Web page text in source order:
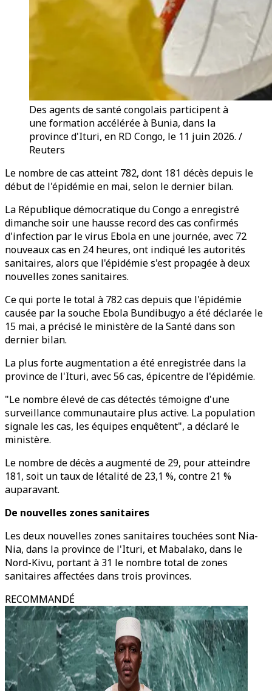
Des agents de santé congolais participent à
une formation accélérée à Bunia, dans la
province d'Ituri, en RD Congo, le 11 juin 2026. /
Reuters
Le nombre de cas atteint 782, dont 181 décès depuis le
début de l'épidémie en mai, selon le dernier bilan.
La République démocratique du Congo a enregistré
dimanche soir une hausse record des cas confirmés
d'infection par le virus Ebola en une journée, avec 72
nouveaux cas en 24 heures, ont indiqué les autorités
sanitaires, alors que l'épidémie s'est propagée à deux
nouvelles zones sanitaires.
Ce qui porte le total à 782 cas depuis que l'épidémie
causée par la souche Ebola Bundibugyo a été déclarée le
15 mai, a précisé le ministère de la Santé dans son
dernier bilan.
La plus forte augmentation a été enregistrée dans la
province de l'Ituri, avec 56 cas, épicentre de l'épidémie.
"Le nombre élevé de cas détectés témoigne d'une
surveillance communautaire plus active. La population
signale les cas, les équipes enquêtent", a déclaré le
ministère.
Le nombre de décès a augmenté de 29, pour atteindre
181, soit un taux de létalité de 23,1 %, contre 21 %
auparavant.
De nouvelles zones sanitaires
Les deux nouvelles zones sanitaires touchées sont Nia-
Nia, dans la province de l'Ituri, et Mabalako, dans le
Nord-Kivu, portant à 31 le nombre total de zones
sanitaires affectées dans trois provinces.
RECOMMANDÉ